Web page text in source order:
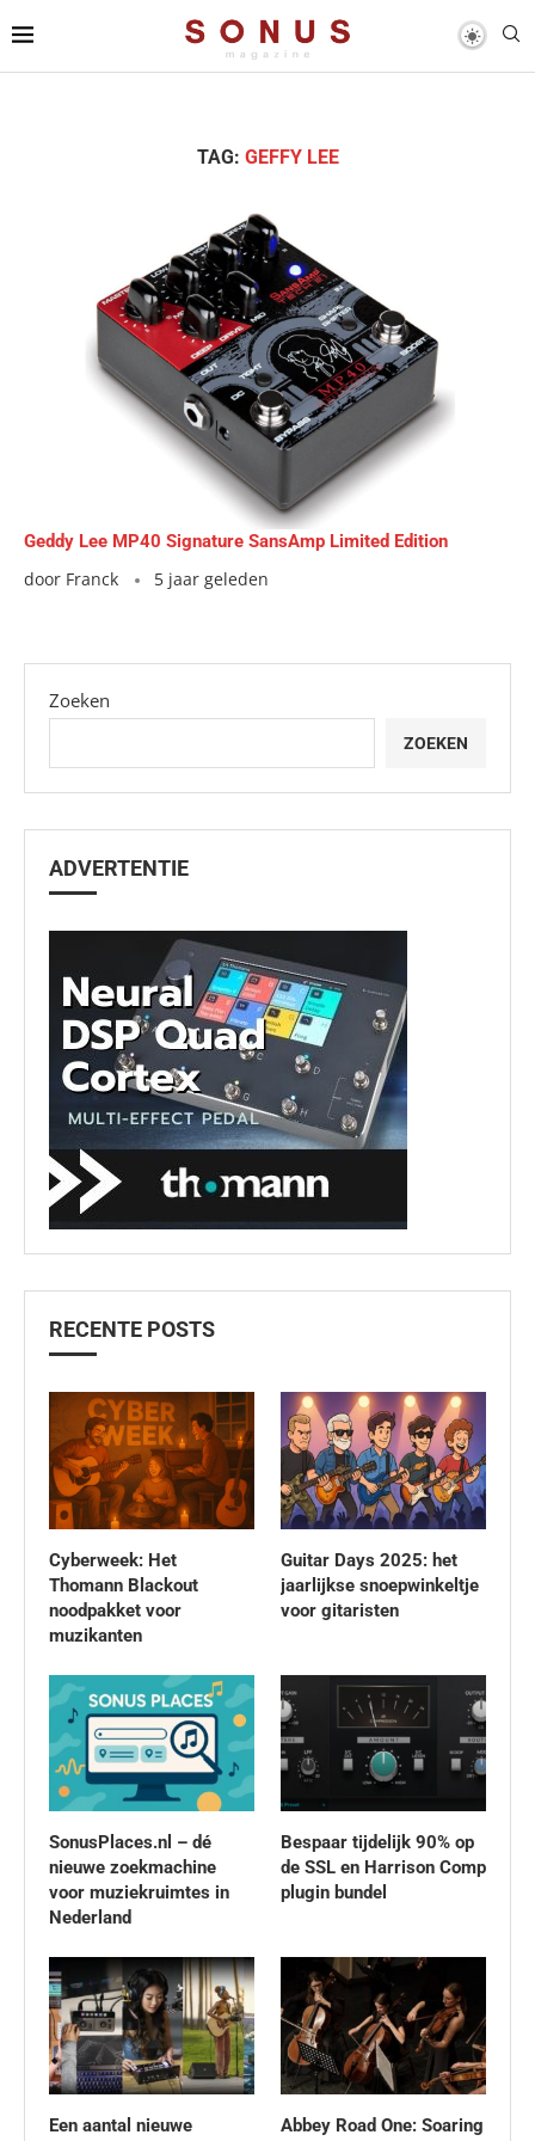
TAG: GEFFY LEE
Geddy Lee MP40 Signature SansAmp Limited Edition
door Franck 5 jaar geleden
Zoeken
ZOEKEN
ADVERTENTIE
RECENTE POSTS
Cyberweek: Het
Thomann Blackout
noodpakket voor
muzikanten
Guitar Days 2025: het
jaarlijkse snoepwinkeltje
voor gitaristen
SonusPlaces.nl – dé
nieuwe zoekmachine
voor muziekruimtes in
Nederland
Bespaar tijdelijk 90% op
de SSL en Harrison Comp
plugin bundel
Een aantal nieuwe
Abbey Road One: Soaring